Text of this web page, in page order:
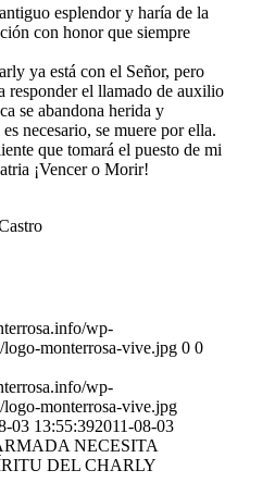
esplendor y haría de la
con honor que siempre
ya está con el Señor, pero
responder el llamado de auxilio
se abandona herida y
necesario, se muere por ella.
que tomará el puesto de mi
¡Vencer o Morir!
wp-
monterrosa-vive.jpg 0 0
wp-
monterrosa-vive.jpg
03 13:55:392011-08-03
NECESITA
DEL CHARLY